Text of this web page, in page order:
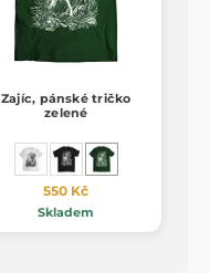
Zajíc, pánské tričko
zelené
550 Kč
Skladem